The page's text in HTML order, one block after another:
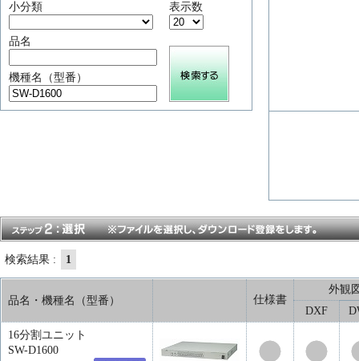
小分類 表示数
品名
機種名（型番）
検索結果 : 1
品名・機種名（型番） 仕様書
外観
DXF
16分割ユニット
SW-D1600